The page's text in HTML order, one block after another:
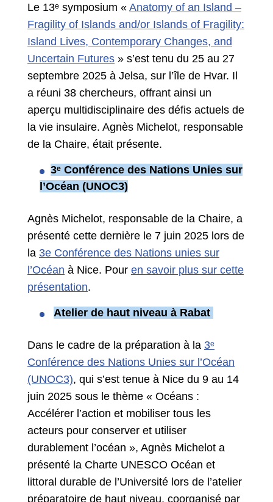
Le 13ᵉ symposium « Anatomy of an Island –
Fragility of Islands and/or Islands of Fragility:
Island Lives, Contemporary Changes, and
Uncertain Futures » s’est tenu du 25 au 27
septembre 2025 à Jelsa, sur l’île de Hvar. Il
a réuni 38 chercheurs, offrant ainsi un
aperçu multidisciplinaire des défis actuels de
la vie insulaire. Agnès Michelot, responsable
de la Chaire, était présente.
3ᵉ Conférence des Nations Unies sur
l’Océan (UNOC3)
Agnès Michelot, responsable de la Chaire, a
présenté cette dernière le 7 juin 2025 lors de
la 3e Conférence des Nations unies sur
l’Océan à Nice. Pour en savoir plus sur cette
présentation.
Atelier de haut niveau à Rabat
Dans le cadre de la préparation à la 3ᵉ
Conférence des Nations Unies sur l’Océan
(UNOC3), qui s’est tenue à Nice du 9 au 14
juin 2025 sous le thème « Océans :
Accélérer l’action et mobiliser tous les
acteurs pour conserver et utiliser
durablement l’océan », Agnès Michelot a
présenté la Charte UNESCO Océan et
littoral durable de l’Université lors de l’atelier
préparatoire de haut niveau, coorganisé par